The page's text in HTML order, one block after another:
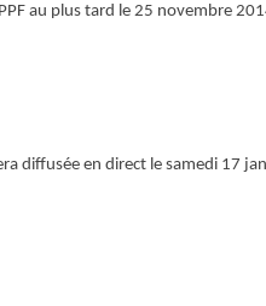
au plus tard le 25 novembre
diffusée en direct le samedi 17